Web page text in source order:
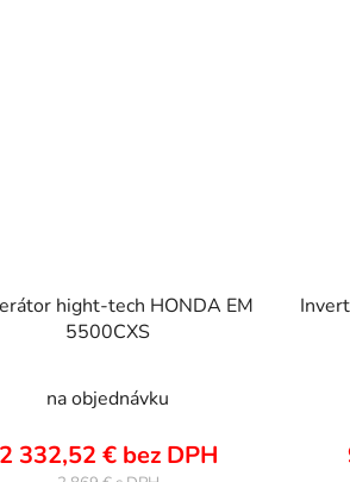
hight-tech HONDA EM
5500CXS
na objednávku
2 332,52 € bez DPH